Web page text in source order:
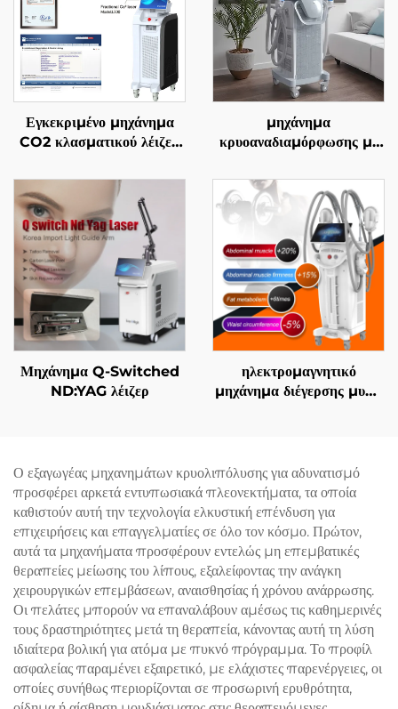
Εγκεκριμένο μηχάνημα
CO2 κλασματικού λέιζερ
MMDSAP
μηχάνημα
κρυοαναδιαμόρφωσης με
εναλλάξιμες κεφαλές, με
τεχνολογία ψύξης 360° και
κρυοθεραπείας για μείωση
βάρους και αισθητική
φροντίδα
Μηχάνημα Q-Switched
ND:YAG λέιζερ
ηλεκτρομαγνητικό
μηχάνημα διέγερσης μυών
Ο εξαγωγέας μηχανημάτων κρυολιπόλυσης για αδυνατισμό
προσφέρει αρκετά εντυπωσιακά πλεονεκτήματα, τα οποία
καθιστούν αυτή την τεχνολογία ελκυστική επένδυση για
επιχειρήσεις και επαγγελματίες σε όλο τον κόσμο. Πρώτον,
αυτά τα μηχανήματα προσφέρουν εντελώς μη επεμβατικές
θεραπείες μείωσης του λίπους, εξαλείφοντας την ανάγκη
χειρουργικών επεμβάσεων, αναισθησίας ή χρόνου ανάρρωσης.
Οι πελάτες μπορούν να επαναλάβουν αμέσως τις καθημερινές
τους δραστηριότητες μετά τη θεραπεία, κάνοντας αυτή τη λύση
ιδιαίτερα βολική για ατόμα με πυκνό πρόγραμμα. Το προφίλ
ασφαλείας παραμένει εξαιρετικό, με ελάχιστες παρενέργειες, οι
οποίες συνήθως περιορίζονται σε προσωρινή ερυθρότητα,